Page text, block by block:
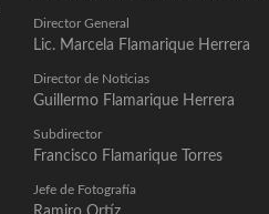
Director General
Lic. Marcela Flamarique Herrera
Director de Noticias
Guillermo Flamarique Herrera
Subdirector
Francisco Flamarique Torres
Jefe de Fotografía